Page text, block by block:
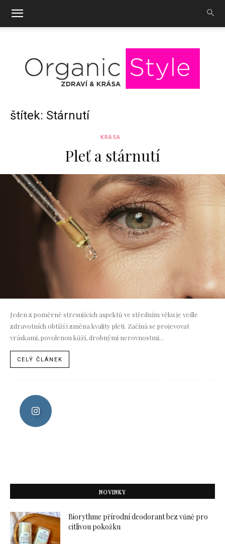
štítek: Stárnutí
KRÁSA
Pleť a stárnutí
Jeden z poměrně stresujících aspektů ve středním věku je vedle
zdravotních obtíží i změna kvality pleti. Začíná se projevovat
vráskami, povolenou kůží, drobnými nerovnostmi...
CELÝ ČLÁNEK
NOVINKY
Biorythme přírodní deodorant bez vůně pro
citlivou pokožku